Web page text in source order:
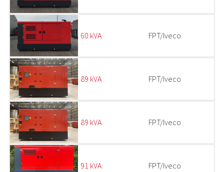
60 kVA FPT/Iveco
89 kVA FPT/Iveco
89 kVA FPT/Iveco
91 kVA FPT/Iveco